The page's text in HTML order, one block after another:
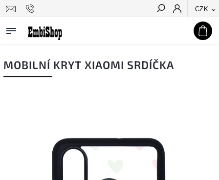
CZK
Hledat
MOBILNÍ KRYT XIAOMI SRDÍČKA